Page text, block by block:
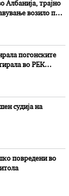
Aлбанија, трајно
возило под
погонските
во РЕК
судија на
повредени во